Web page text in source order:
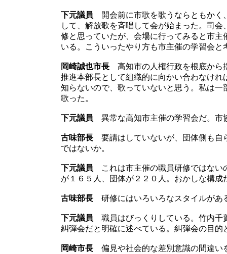
下元議員 開会前に市歌を歌うならともかく
して、解放歌を斉唱して会が始まった。司
修と思っていたが、会場に行ってみると市
いる。こういったやり方も市主催の学習会
岡崎誠也市長高知市の人権行政を根底から
推進本部長として組織的に向かい合わなけ
知らないので、歌っていないと思う。私は
歌った。
下元議員 異常な高知市主催の学習会だ。市
古味部長要請はしていないが、団体側も自
ではないか。
下元議員 これは市主催の職員研修ではない
が１６５人、団体が２２０人。おかしな構成
古味部長研修にはいろいろなスタイルがあ
下元議員 職員はびっくりしている。竹内千
糾弾会だと明確に述べている。糾弾会の目的
岡崎市長偏見や社会的な差別意識の間違い